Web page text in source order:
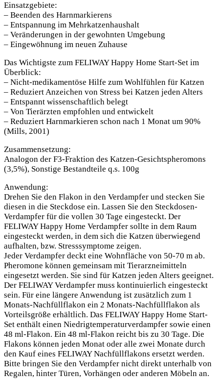
Einsatzgebiete:
– Beenden des Harnmarkierens
– Entspannung im Mehrkatzenhaushalt
– Veränderungen in der gewohnten Umgebung
– Eingewöhnung im neuen Zuhause
Das Wichtigste zum FELIWAY Happy Home Start-Set im
Überblick:
– Nicht-medikamentöse Hilfe zum Wohlfühlen für Katzen
– Reduziert Anzeichen von Stress bei Katzen jeden Alters
– Entspannt wissenschaftlich belegt
– Von Tierärzten empfohlen und entwickelt
– Reduziert Harnmarkieren schon nach 1 Monat um 90%
(Mills, 2001)
Zusammensetzung:
Analogon der F3-Fraktion des Katzen-Gesichtspheromons
(3,5%), Sonstige Bestandteile q.s. 100g
Anwendung:
Drehen Sie den Flakon in den Verdampfer und stecken Sie
diesen in die Steckdose ein. Lassen Sie den Steckdosen-
Verdampfer für die vollen 30 Tage eingesteckt. Der
FELIWAY Happy Home Verdampfer sollte in dem Raum
eingesteckt werden, in dem sich die Katzen überwiegend
aufhalten, bzw. Stresssymptome zeigen.
Jeder Verdampfer deckt eine Wohnfläche von 50-70 m ab.
Pheromone können gemeinsam mit Tierarzneimitteln
eingesetzt werden. Sie sind für Katzen jeden Alters geeignet.
Der FELIWAY Verdampfer muss kontinuierlich eingesteckt
sein. Für eine längere Anwendung ist zusätzlich zum 1
Monats-Nachfüllflakon ein 2 Monats-Nachfüllflakon als
Vorteilsgröße erhältlich. Das FELIWAY Happy Home Start-
Set enthält einen Niedrigtemperaturverdampfer sowie einen
48 ml-Flakon. Ein 48 ml-Flakon reicht bis zu 30 Tage. Die
Flakons können jeden Monat oder alle zwei Monate durch
den Kauf eines FELIWAY Nachfüllflakons ersetzt werden.
Bitte bringen Sie den Verdampfer nicht direkt unterhalb von
Regalen, hinter Türen, Vorhängen oder anderen Möbeln an.